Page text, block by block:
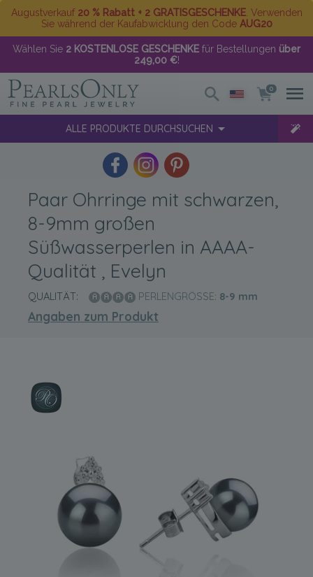
Augustverkauf 20 % Rabatt + 2 GRATISGESCHENKE. Verwenden
Sie während der Kaufabwicklung den Code AUG20
Wählen Sie 2 KOSTENLOSE GESCHENKE für Bestellungen über
249,00 €!
0
ALLE PRODUKTE DURCHSUCHEN
Paar Ohrringe mit schwarzen,
8-9mm großen
Süßwasserperlen in AAAA-
Qualität , Evelyn
QUALITÄT: PERLENGRÖSSE: 8-9 mm
Angaben zum Produkt